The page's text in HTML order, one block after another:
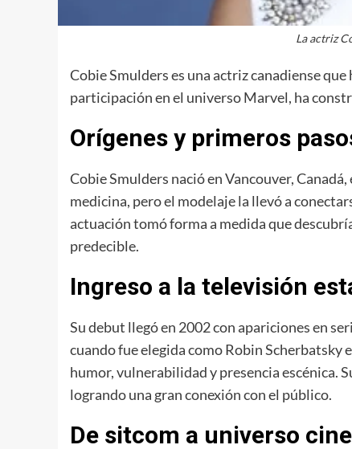
La actriz
Cobie Smulders es una actriz canadiense
participación en el universo Marvel, ha
Orígenes y primeros
Cobie Smulders nació en Vancouver,
medicina, pero el modelaje la llevó a
actuación tomó forma a medida que
predecible.
Ingreso a la televisión
Su debut llegó en 2002 con apariciones en
cuando fue elegida como Robin Scherbatsky
humor, vulnerabilidad y presencia escénica.
logrando una gran conexión con el público.
De sitcom a universo